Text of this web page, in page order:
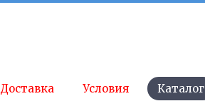
Доставка Условия Каталог